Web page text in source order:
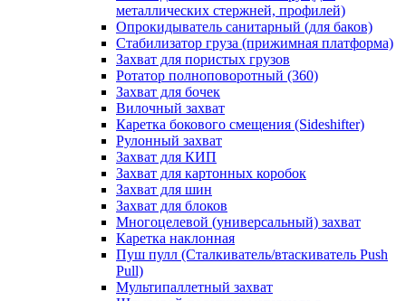
металлических стержней, профилей)
Опрокидыватель санитарный (для баков)
Стабилизатор груза (прижимная платформа)
Захват для пористых грузов
Ротатор полноповоротный (360)
Захват для бочек
Вилочный захват
Каретка бокового смещения (Sideshifter)
Рулонный захват
Захват для КИП
Захват для картонных коробок
Захват для шин
Захват для блоков
Многоцелевой (универсальный) захват
Каретка наклонная
Пуш пулл (Сталкиватель/втаскиватель Push
Pull)
Мультипаллетный захват